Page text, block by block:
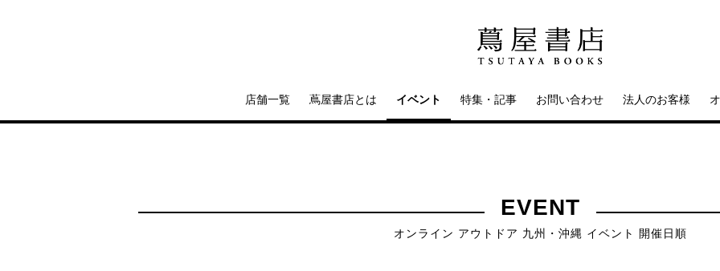
店舗一覧 蔦屋書店とは イベント 特集・記事 お問い合わせ 法人のお客様
EVENT
オンライン アウトドア 九州・沖縄 イベント 開催日順